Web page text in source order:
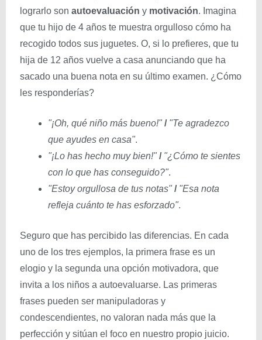
lograrlo son autoevaluación y motivación. Imagina
que tu hijo de 4 años te muestra orgulloso cómo ha
recogido todos sus juguetes. O, si lo prefieres, que tu
hija de 12 años vuelve a casa anunciando que ha
sacado una buena nota en su último examen. ¿Cómo
les responderías?
"¡Oh, qué niño más bueno!" /"Te agradezco
que ayudes en casa".
"¡Lo has hecho muy bien!" / "¿Cómo te sientes
con lo que has conseguido?".
"Estoy orgullosa de tus notas" / "Esa nota
refleja cuánto te has esforzado".
Seguro que has percibido las diferencias. En cada
uno de los tres ejemplos, la primera frase es un
elogio y la segunda una opción motivadora, que
invita a los niños a autoevaluarse. Las primeras
frases pueden ser manipuladoras y
condescendientes, no valoran nada más que la
perfección y sitúan el foco en nuestro propio juicio.